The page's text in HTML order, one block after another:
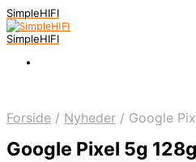
SimpleHIFI
SimpleHIFI
Forside / Nyheder / Google
Google Pixel 5g